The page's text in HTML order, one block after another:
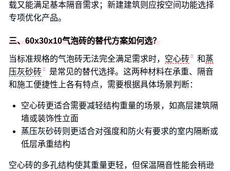
载又能满足基本隔音需求；新建建筑则应按空间功能选择
专项优化产品。
三、60x30x10气泡砖的替代方案如何选？
当标准规格的气泡砖无法完全满足需求时， 空心砖 和蒸
压灰砂砖
是常见的替代选择。这两种材料在承重、隔音
和施工便捷性上各有特点，需要根据具体场景判断：
空心砖更适合需要减轻结构重量的场景，如高层建筑隔
墙或装饰性立面
蒸压灰砂砖则更适合对强度和防火有要求的室内隔断或
低层承重结构
空心砖的多孔结构使其重量更轻，但保温隔音性能会稍逊